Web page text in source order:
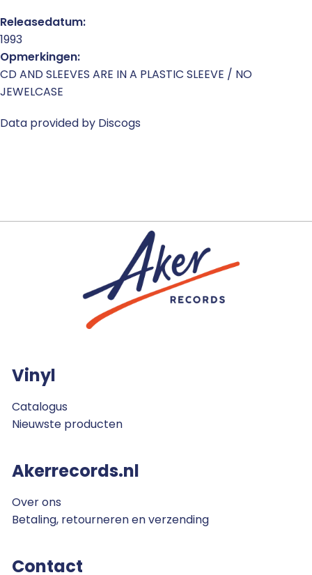
Releasedatum:
1993
Opmerkingen:
CD AND SLEEVES ARE IN A PLASTIC SLEEVE / NO
JEWELCASE
Data provided by Discogs
Vinyl
Catalogus
Nieuwste producten
Akerrecords.nl
Over ons
Betaling, retourneren en verzending
Contact